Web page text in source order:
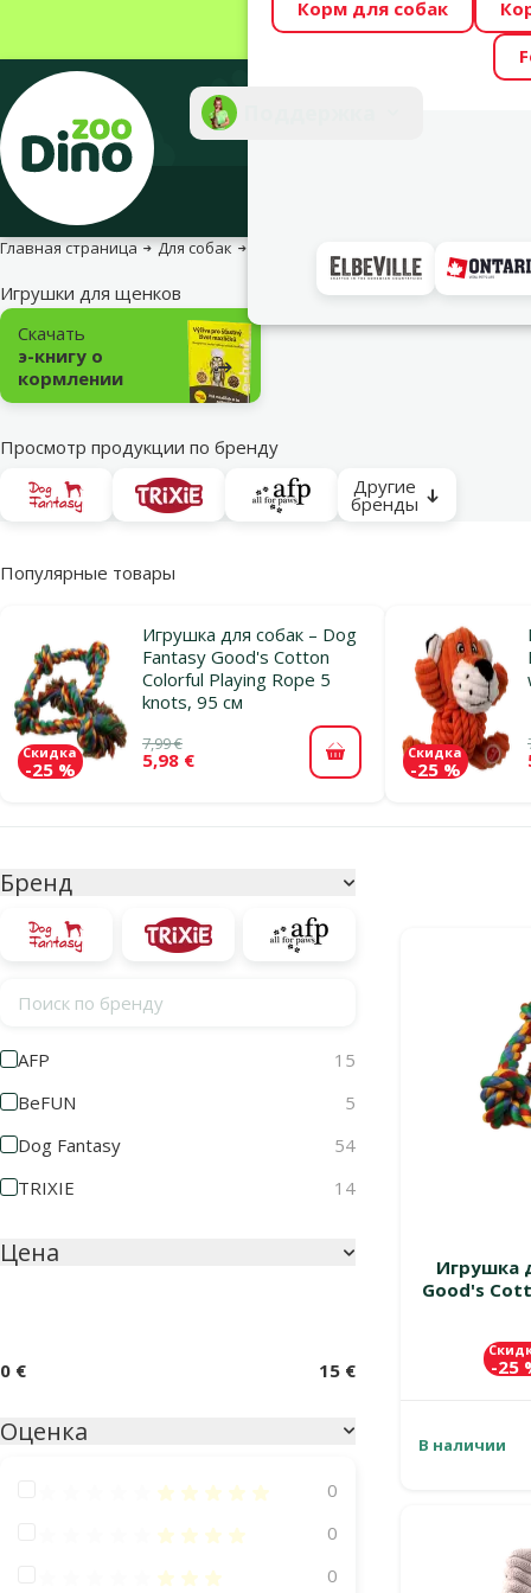
Весь месяц
Фотоконкурс
Корм для собак
Главная страница Для собак
Игрушки для щенков
Подкатегория
Скачать
э-книгу о
кормлении
Просмотр продукции по бренду
Другие
бренды
Популярные товары
Игрушка для собак – Dog
Fantasy Good's Cotton
Colorful Playing Rope 5
knots, 95 см
7,99 €
5,98 €
Скидка
-25 % В корзинуСкидка
-25 %
Бренд
Поиск по бренду
AFP
15
BeFUN
5
Dog Fantasy
54
TRIXIE
14
Цена
0 € 15 €
Оценка
Оценка 100%
0
Оценка 80%
0
Оценка 60%
0
Игрушка
Good's
-25
В наличии